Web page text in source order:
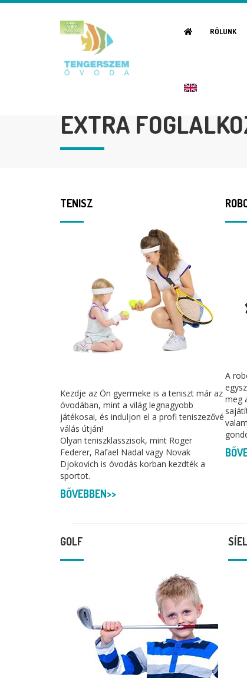
RÓLUNK
EXTRA
TENISZ
Kezdje az Ön gyermeke is a teniszt már az
óvodában, mint a világ legnagyobb
játékosai, és induljon el a profi teniszezővé
válás útján!
Olyan teniszklasszisok, mint Roger
Federer, Rafael Nadal vagy Novak
Djokovich is óvodás korban kezdték a
sportot.
BŐVEBBEN>>
A
meg
GOLF